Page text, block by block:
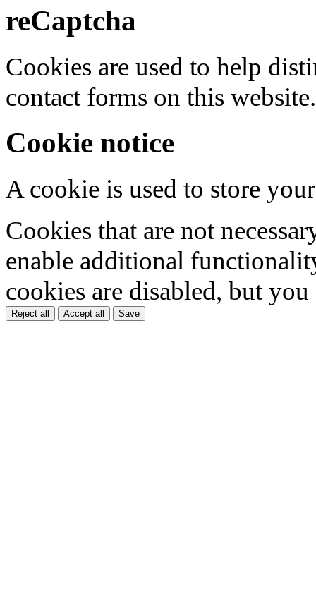
reCaptcha
Cookies are used to help
contact forms on this website.
Cookie notice
A cookie is used to store
Cookies that are not
enable additional
cookies are disabled, but
Reject all Accept all Save